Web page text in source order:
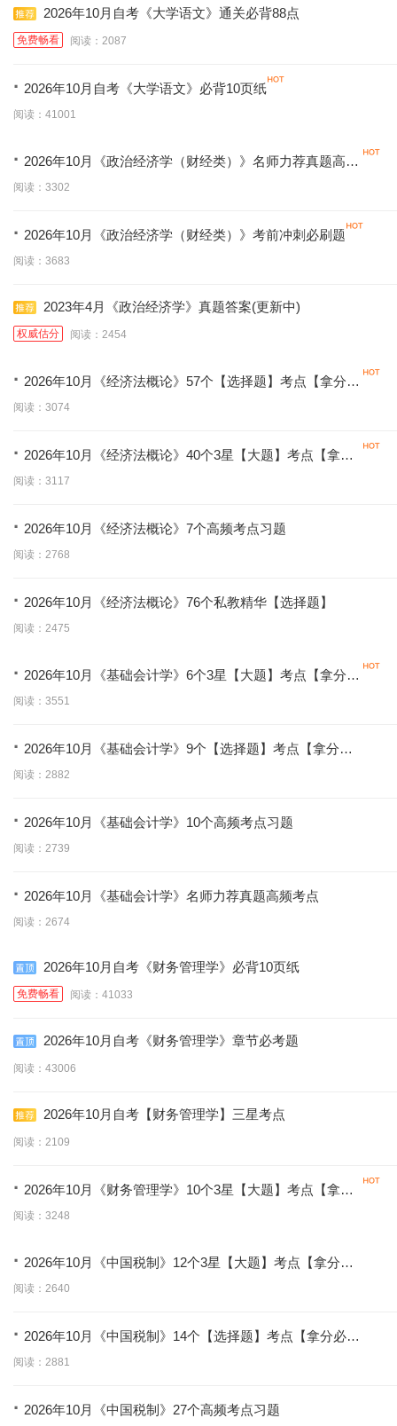
2026年10月自考《大学语文》通关必背88点
免费畅看 阅读：2087
· 2026年10月自考《大学语文》必背10页纸
阅读：41001
· 2026年10月《政治经济学（财经类）》名师力荐真题高频
考点
阅读：3302
· 2026年10月《政治经济学（财经类）》考前冲刺必刷题
阅读：3683
2023年4月《政治经济学》真题答案(更新中)
权威估分 阅读：2454
· 2026年10月《经济法概论》57个【选择题】考点【拿分必
学】
阅读：3074
· 2026年10月《经济法概论》40个3星【大题】考点【拿分
必背】
阅读：3117
· 2026年10月《经济法概论》7个高频考点习题
阅读：2768
· 2026年10月《经济法概论》76个私教精华【选择题】
阅读：2475
· 2026年10月《基础会计学》6个3星【大题】考点【拿分必
背】
阅读：3551
· 2026年10月《基础会计学》9个【选择题】考点【拿分必
学】
阅读：2882
· 2026年10月《基础会计学》10个高频考点习题
阅读：2739
· 2026年10月《基础会计学》名师力荐真题高频考点
阅读：2674
2026年10月自考《财务管理学》必背10页纸
免费畅看 阅读：41033
2026年10月自考《财务管理学》章节必考题
阅读：43006
2026年10月自考【财务管理学】三星考点
阅读：2109
· 2026年10月《财务管理学》10个3星【大题】考点【拿分
必背】
阅读：3248
· 2026年10月《中国税制》12个3星【大题】考点【拿分必
背】
阅读：2640
· 2026年10月《中国税制》14个【选择题】考点【拿分必
学】
阅读：2881
· 2026年10月《中国税制》27个高频考点习题